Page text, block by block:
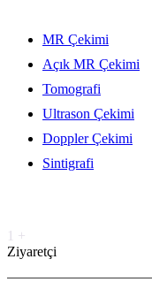
MR Çekimi
Açık MR Çekimi
Tomografi
Ultrason Çekimi
Doppler Çekimi
Sintigrafi
1 +
Ziyaretçi